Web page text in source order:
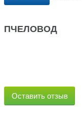
ПЧЕЛОВОД
Оставить отзыв